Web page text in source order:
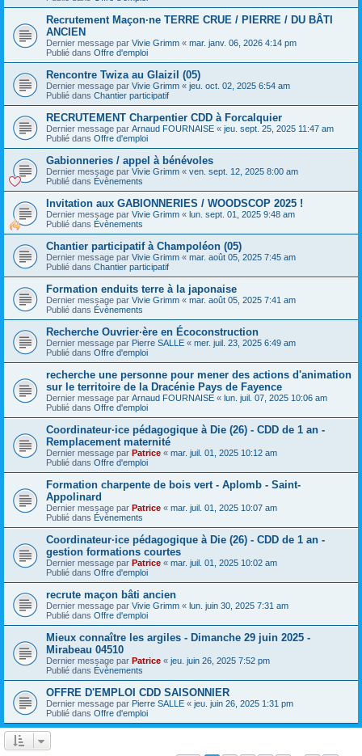
Recrutement Maçon·ne TERRE CRUE / PIERRE / DU BÂTI
ANCIEN
Dernier message par Vivie Grimm « mar. janv. 06, 2026 4:14 pm
Publié dans Offre d'emploi
Rencontre Twiza au Glaizil (05)
Dernier message par Vivie Grimm « jeu. oct. 02, 2025 6:54 am
Publié dans Chantier participatif
RECRUTEMENT Charpentier CDD à Forcalquier
Dernier message par Arnaud FOURNAISE « jeu. sept. 25, 2025 11:47 am
Publié dans Offre d'emploi
Gabionneries / appel à bénévoles
Dernier message par Vivie Grimm « ven. sept. 12, 2025 8:00 am
Publié dans Évènements
Invitation aux GABIONNERIES / WOODSCOP 2025 !
Dernier message par Vivie Grimm « lun. sept. 01, 2025 9:48 am
Publié dans Évènements
Chantier participatif à Champoléon (05)
Dernier message par Vivie Grimm « mar. août 05, 2025 7:45 am
Publié dans Chantier participatif
Formation enduits terre à la japonaise
Dernier message par Vivie Grimm « mar. août 05, 2025 7:41 am
Publié dans Évènements
Recherche Ouvrier·ère en Écoconstruction
Dernier message par Pierre SALLE « mer. juil. 23, 2025 6:49 am
Publié dans Offre d'emploi
recherche une personne pour mener des actions d'animation
sur le territoire de la Dracénie Pays de Fayence
Dernier message par Arnaud FOURNAISE « lun. juil. 07, 2025 10:06 am
Publié dans Offre d'emploi
Coordinateur·ice pédagogique à Die (26) - CDD de 1 an -
Remplacement maternité
Dernier message par Patrice « mar. juil. 01, 2025 10:12 am
Publié dans Offre d'emploi
Formation charpente de bois vert - Aplomb - Saint-
Appolinard
Dernier message par Patrice « mar. juil. 01, 2025 10:07 am
Publié dans Évènements
Coordinateur·ice pédagogique à Die (26) - CDD de 1 an -
gestion formations courtes
Dernier message par Patrice « mar. juil. 01, 2025 10:02 am
Publié dans Offre d'emploi
recrute maçon bâti ancien
Dernier message par Vivie Grimm « lun. juin 30, 2025 7:31 am
Publié dans Offre d'emploi
Mieux connaître les argiles - Dimanche 29 juin 2025 -
Mirabeau 04510
Dernier message par Patrice « jeu. juin 26, 2025 7:52 pm
Publié dans Évènements
OFFRE D'EMPLOI CDD SAISONNIER
Dernier message par Pierre SALLE « jeu. juin 26, 2025 1:31 pm
Publié dans Offre d'emploi